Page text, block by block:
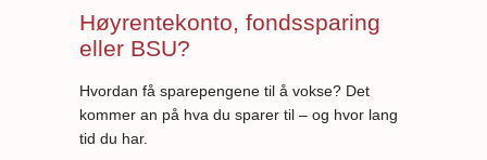
Høyrentekonto, fondssparing
eller BSU?
Hvordan få sparepengene til å vokse? Det
kommer an på hva du sparer til – og hvor lang
tid du har.